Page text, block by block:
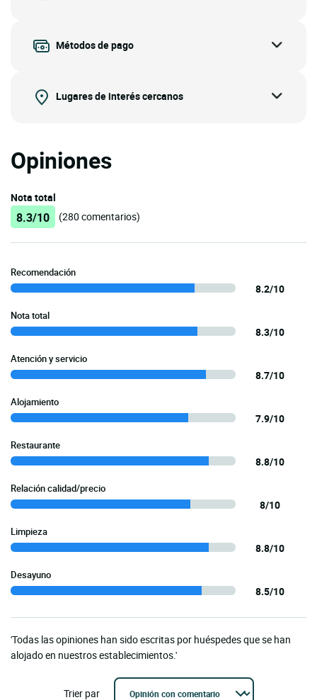
Métodos de pago
Lugares de interés cercanos
Opiniones
Nota total
8.3/10 (280 comentarios)
Recomendación
8.2/10
Nota total
8.3/10
Atención y servicio
8.7/10
Alojamiento
7.9/10
Restaurante
8.8/10
Relación calidad/precio
8/10
Limpieza
8.8/10
Desayuno
8.5/10
'Todas las opiniones han sido escritas por huéspedes que se han
alojado en nuestros establecimientos.'
Trier par